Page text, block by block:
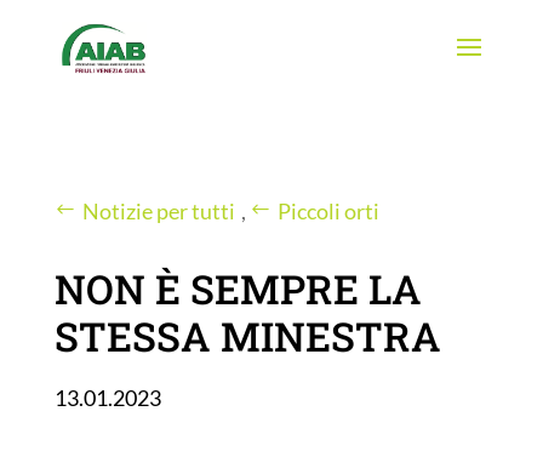
Notizie per tutti , Piccoli orti
NON È SEMPRE LA
STESSA MINESTRA
13.01.2023